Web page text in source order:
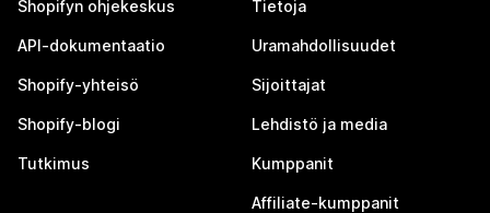
Shopifyn ohjekeskus
API-dokumentaatio
Shopify-yhteisö
Shopify-blogi
Tutkimus
Tietoja
Uramahdollisuudet
Sijoittajat
Lehdistö ja media
Kumppanit
Affiliate-kumppanit